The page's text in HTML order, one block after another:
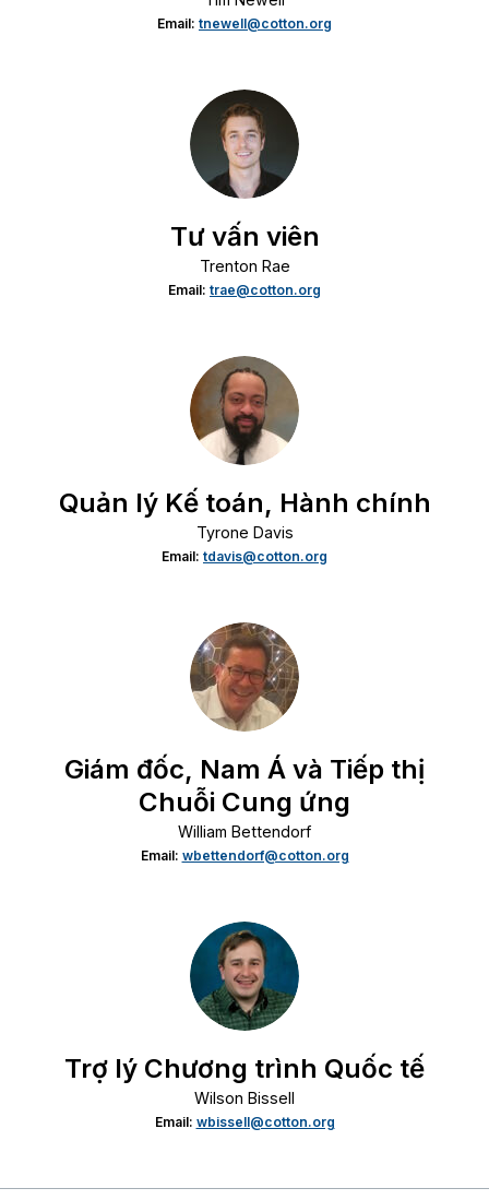
Email: tnewell@cotton.org
Tư vấn viên
Trenton Rae
Email: trae@cotton.org
Quản lý Kế toán, Hành chính
Tyrone Davis
Email: tdavis@cotton.org
Giám đốc, Nam Á và Tiếp thị
Chuỗi Cung ứng
William Bettendorf
Email: wbettendorf@cotton.org
Trợ lý Chương trình Quốc tế
Wilson Bissell
Email: wbissell@cotton.org